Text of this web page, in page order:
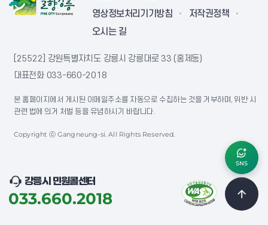
영상정보처리기기방침
저작권정책
오시는 길
[25522] 강원특별자치도 강릉시 강릉대로 33 (홍제동)
대표전화 033-660-2018
본 홈페이지에서 게시된 이메일주소를 자동으로 수집하는 것을 거부하며, 위반 시
관련 법에 의거 처벌 등을 유념하시기 바랍니다.
Copyright ⓒ Gangneung-si. All Rights Reserved.
강릉시 민원콜센터
033.660.2018
SNS